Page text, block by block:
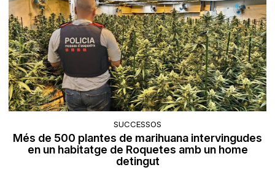
SUCCESSOS
Més de 500 plantes de marihuana intervingudes
en un habitatge de Roquetes amb un home
detingut